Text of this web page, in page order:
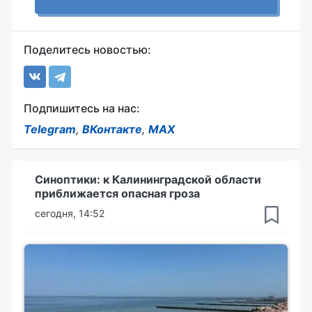
Поделитесь новостью:
Подпишитесь на нас:
Telegram, ВКонтакте, MAX
Синоптики: к Калининградской области
приближается опасная гроза
сегодня, 14:52